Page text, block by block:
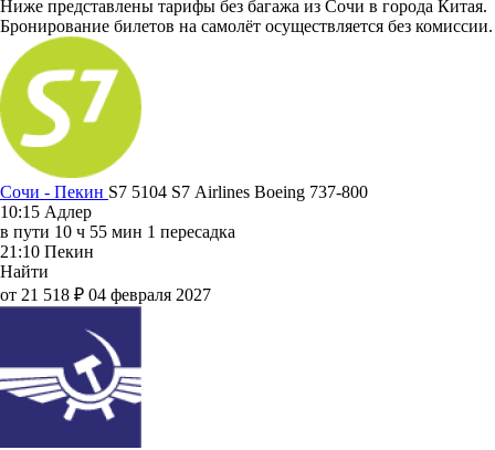
Ниже представлены тарифы без багажа из Сочи в города Китая.
Бронирование билетов на самолёт осуществляется без комиссии.
Сочи - Пекин S7 5104 S7 Airlines Boeing 737-800
10:15 Адлер
в пути 10 ч 55 мин 1 пересадка
21:10 Пекин
Найти
от 21 518 ₽ 04 февраля 2027